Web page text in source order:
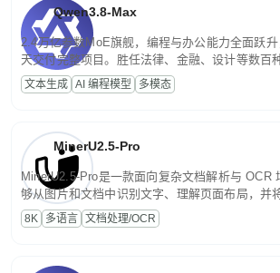
Qwen3.8-Max
2.4万亿参数MoE旗舰，编程与办公能力全面跃
天交付完整项目。胜任法律、金融、设计等数百
话端到端交付生产级成果。原生视觉理解贯穿规
程，支持超长文档与长视频的深度语义解析。长
文本生成 AI 编程模型 多模态
MinerU2.5-Pro
MinerU2.5-Pro是一款面向复杂文档解析与 OCR
够从图片和文档中识别文字、理解页面布局，并
为便于存储、检索和二次处理的结构化结果。
8K 多语言 文档处理/OCR